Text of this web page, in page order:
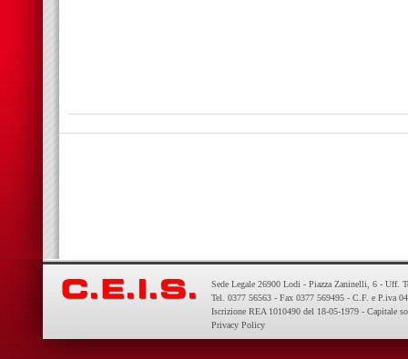
Sede Legale 26900 Lodi - Piazza Zaninelli, 6 - Uff.
Tel. 0377 56563 - Fax 0377 569495 - C.F. e P.iva
Iscrizione REA 1010490 del 18-05-1979 - Capitale
Privacy Policy